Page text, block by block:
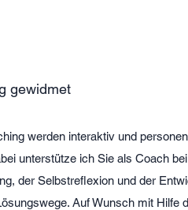
gewidmet
werden interaktiv und
unterstütze ich Sie als Coach
der Selbstreflexion und der
Auf Wunsch mit Hilfe